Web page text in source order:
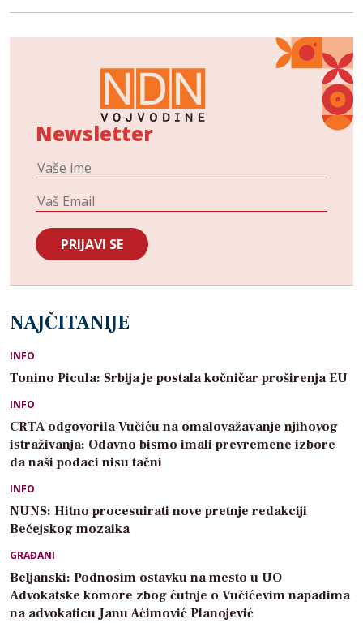
Newsletter
NAJČITANIJE
INFO
Tonino Picula: Srbija je postala kočničar proširenja EU
INFO
CRTA odgovorila Vučiću na omalovažavanje njihovog
istraživanja: Odavno bismo imali prevremene izbore
da naši podaci nisu tačni
INFO
NUNS: Hitno procesuirati nove pretnje redakciji
Bečejskog mozaika
GRAĐANI
Beljanski: Podnosim ostavku na mesto u UO
Advokatske komore zbog ćutnje o Vučićevim napadima
na advokaticu Janu Aćimović Planojević